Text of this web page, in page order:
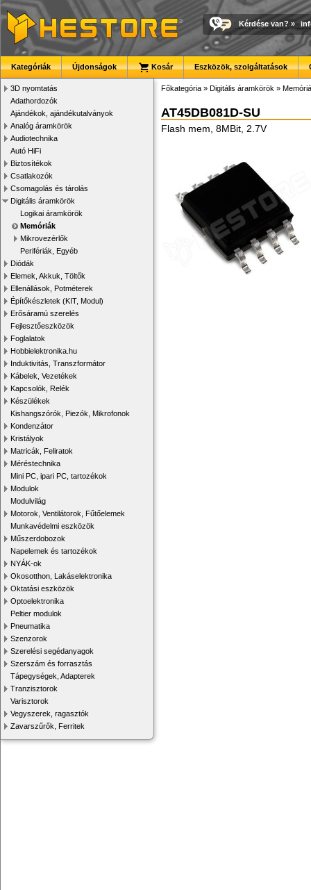
Kérdése van? »
Kategóriák Újdonságok Kosár Eszközök, szolgáltatások
3D nyomtatás
Adathordozók
Ajándékok, ajándékutalványok
Analóg áramkörök
Audiotechnika
Autó HiFi
Biztosítékok
Csatlakozók
Csomagolás és tárolás
Digitális áramkörök
Logikai áramkörök
Memóriák
Mikrovezérlők
Perifériák, Egyéb
Diódák
Elemek, Akkuk, Töltők
Ellenállások, Potméterek
Építőkészletek (KIT, Modul)
Erősáramú szerelés
Fejlesztőeszközök
Foglalatok
Hobbielektronika.hu
Induktivitás, Transzformátor
Kábelek, Vezetékek
Kapcsolók, Relék
Készülékek
Kishangszórók, Piezók, Mikrofonok
Kondenzátor
Kristályok
Matricák, Feliratok
Méréstechnika
Mini PC, ipari PC, tartozékok
Modulok
Modulvilág
Motorok, Ventilátorok, Fűtőelemek
Munkavédelmi eszközök
Műszerdobozok
Napelemek és tartozékok
NYÁK-ok
Okosotthon, Lakáselektronika
Oktatási eszközök
Optoelektronika
Peltier modulok
Pneumatika
Szenzorok
Szerelési segédanyagok
Szerszám és forrasztás
Tápegységek, Adapterek
Tranzisztorok
Varisztorok
Vegyszerek, ragasztók
Zavarszűrők, Ferritek
Főkategória » Digitális áramkörök »
AT45DB081D-SU
Flash mem, 8MBit, 2.7V